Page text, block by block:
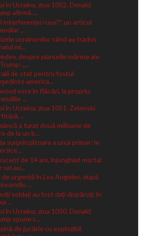
în Ucraina, ziua 1052. Donald
afirmă ...
interferenței ruse?", un articol
...
ucrainenilor când au tradus
mi...
despre planurile mărețe ale
„...
de stat pentru fostul
america...
este în flăcări, la propriu.
...
în Ucraina, ziua 1051. Zelenski
...
a furat două milioane de
de la un b...
surprinzătoare a unui primar: le
de 14 ani, înjunghiat mortal
un au...
de urgență în Los Angeles, după
...
soldați au fost dați dispăruți, în
...
în Ucraina, ziua 1050. Donald
spune c...
de jucărie cu explozibil,